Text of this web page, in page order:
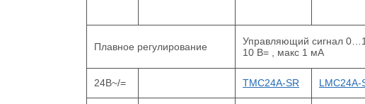
Плавное регулирование
Управляющий сигнал
10 В= , макс 1 мА
24В~/= TMC24A-SR LMC24A-